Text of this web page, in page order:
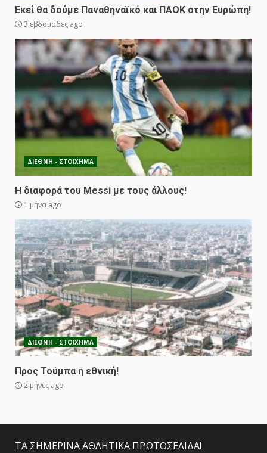
Εκεί θα δούμε Παναθηναϊκό και ΠΑΟΚ στην Ευρώπη!
3 εβδομάδες ago
ΔΙΕΘΝΗ - ΣΤΟΙΧΗΜΑ
Η διαφορά του Messi με τους άλλους!
1 μήνα ago
ΔΙΕΘΝΗ - ΣΤΟΙΧΗΜΑ
Προς Τούμπα η εθνική!
2 μήνες ago
ΤΑ ΣΗΜΕΡΙΝΑ ΑΘΛΗΤΙΚΑ ΠΡΩΤΟΣΕΛΙΔΑ!